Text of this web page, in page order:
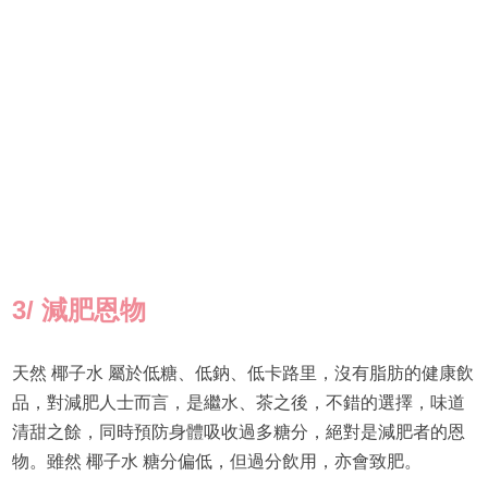
3/ 減肥恩物
天然 椰子水 屬於低糖、低鈉、低卡路里，沒有脂肪的健康飲
品，對減肥人士而言，是繼水、茶之後，不錯的選擇，味道
清甜之餘，同時預防身體吸收過多糖分，絕對是減肥者的恩
物。雖然 椰子水 糖分偏低，但過分飲用，亦會致肥。